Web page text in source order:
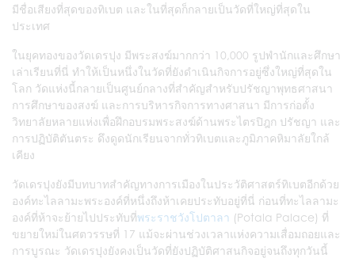
มีชื่อเสียงที่สุดของทิเบต และในที่สุดก็กลายเป็นวัดที่ใหญ่ที่สุดใน
ประเทศ
ในยุคทองของวัดเดรปุง มีพระสงฆ์มากกว่า 10,000 รูปพำนักและศึกษา
เล่าเรียนที่นี่ ทำให้เป็นหนึ่งในวัดที่ยังดำเนินกิจการอยู่ซึ่งใหญ่ที่สุดใน
โลก วัดแห่งนี้กลายเป็นศูนย์กลางที่สำคัญสำหรับปรัชญาพุทธศาสนา
การศึกษาของสงฆ์ และการบริหารกิจการทางศาสนา มีการก่อตั้ง
วิทยาลัยหลายแห่งเพื่อฝึกอบรมพระสงฆ์ด้านพระไตรปิฎก ปรัชญา และ
การปฏิบัติตันตระ ดึงดูดนักเรียนจากทั่วทิเบตและภูมิภาคหิมาลัยใกล้
เคียง
วัดเดรปุงยังมีบทบาทสำคัญทางการเมืองในประวัติศาสตร์ทิเบตอีกด้วย
องค์ทะไลลามะพระองค์ที่หนึ่งถึงห้าเคยประทับอยู่ที่นี่ ก่อนที่ทะไลลามะ
องค์ที่ห้าจะย้ายไปประทับที่พระราชวังโปตาลา (Potala Palace) ที่
ขยายใหม่ในศตวรรษที่ 17 แม้จะผ่านช่วงเวลาแห่งความเสื่อมถอยและ
การบูรณะ วัดเดรปุงยังคงเป็นวัดที่ยังปฏิบัติศาสนกิจอยู่จนถึงทุกวันนี้